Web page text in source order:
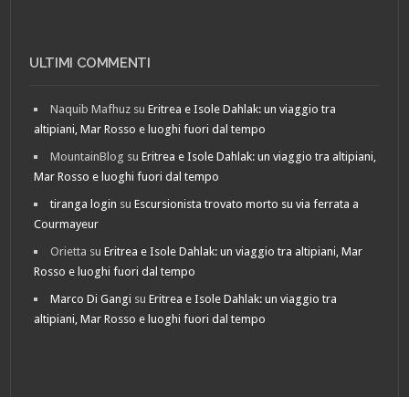
ULTIMI COMMENTI
Naquib Mafhuz suEritrea e Isole Dahlak: un viaggio tra
altipiani, Mar Rosso e luoghi fuori dal tempo
MountainBlog suEritrea e Isole Dahlak: un viaggio tra altipiani,
Mar Rosso e luoghi fuori dal tempo
tiranga login suEscursionista trovato morto su via ferrata a
Courmayeur
Orietta suEritrea e Isole Dahlak: un viaggio tra altipiani, Mar
Rosso e luoghi fuori dal tempo
Marco Di Gangi suEritrea e Isole Dahlak: un viaggio tra
altipiani, Mar Rosso e luoghi fuori dal tempo